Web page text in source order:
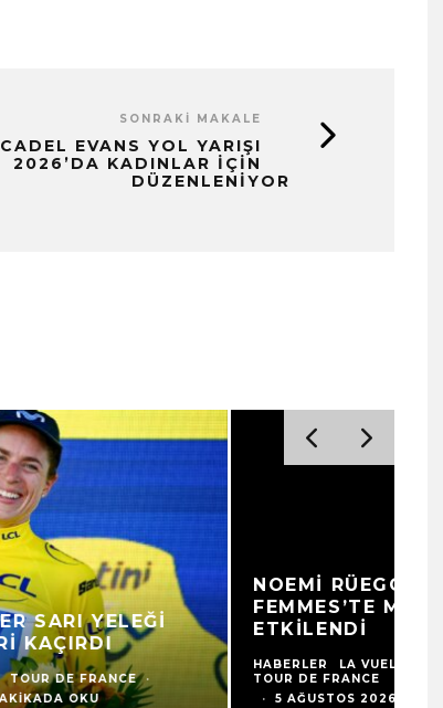
SONRAKI MAKALE
CADEL EVANS YOL YARIŞI
2026’DA KADINLAR İÇIN
DÜZENLENIYOR
NIEWIADOMA-PHINNEY: “PAZAR
GÜNÜ BÜYÜK KUTLAMA
YAPACAĞIZ”
HABERLER SONUÇLAR TOUR DE FRANCE
·
5 AĞUSTOS 2026
· 1 DAKIKADA OKU
5